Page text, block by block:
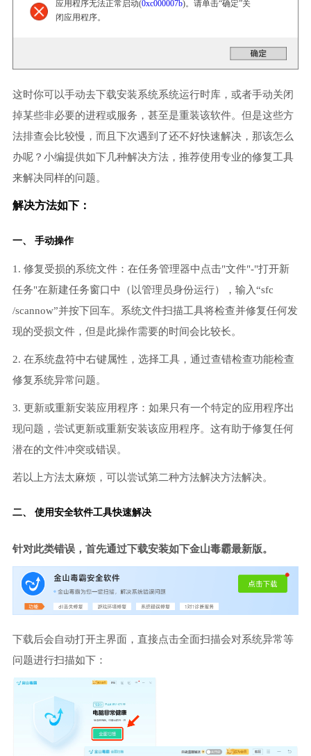
应用程序无法正常启动(0xc000007b)。请单击“确定”关
闭应用程序。
这时你可以手动去下载安装系统系统运行时库，或者手动关闭
掉某些非必要的进程或服务，甚至是重装该软件。但是这些方
法排查会比较慢，而且下次遇到了还不好快速解决，那该怎么
办呢？小编提供如下几种解决方法，推荐使用专业的修复工具
来解决同样的问题。
解决方法如下：
一、 手动操作
1. 修复受损的系统文件：在任务管理器中点击"文件"-"打开新
任务"在新建任务窗口中（以管理员身份运行），输入“sfc
/scannow”并按下回车。系统文件扫描工具将检查并修复任何发
现的受损文件，但是此操作需要的时间会比较长。
2. 在系统盘符中右键属性，选择工具，通过查错检查功能检查
修复系统异常问题。
3. 更新或重新安装应用程序：如果只有一个特定的应用程序出
现问题，尝试更新或重新安装该应用程序。这有助于修复任何
潜在的文件冲突或错误。
若以上方法太麻烦，可以尝试第二种方法解决方法解决。
二、 使用安全软件工具快速解决
针对此类错误，首先通过下载安装如下金山毒霸最新版。
下载后会自动打开主界面，直接点击全面扫描会对系统异常等
问题进行扫描如下：